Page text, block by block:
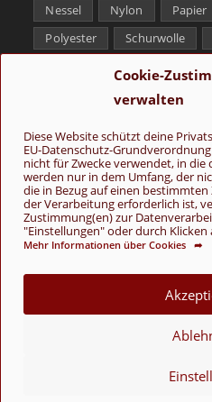
Cookie-
verwalten
Diese Website schützt deine
EU-Datenschutz-
nicht für Zwecke verwendet, in
werden nur in dem Umfang, der
die in Bezug auf einen
der Verarbeitung erforderlich ist,
Zustimmung(en) zur
"Einstellungen" oder durch
Mehr Informationen über Cookies ➦
Nessel
Nylon Papier
Polyester
Schurwolle
Tencel
Yak
Folge uns
© Copyright 2026 -
VERTRAG